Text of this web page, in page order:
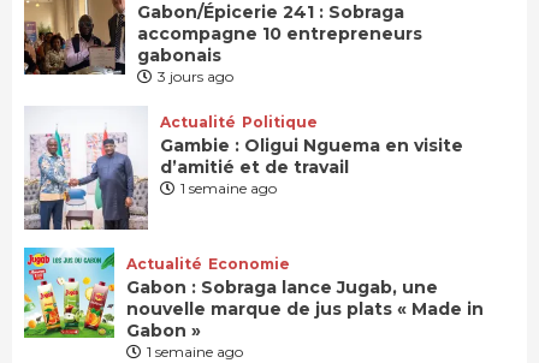
Gabon/Épicerie 241 : Sobraga
accompagne 10 entrepreneurs
gabonais
3 jours ago
Actualité Politique
Gambie : Oligui Nguema en visite
d’amitié et de travail
1 semaine ago
Actualité Economie
Gabon : Sobraga lance Jugab, une
nouvelle marque de jus plats « Made in
Gabon »
1 semaine ago